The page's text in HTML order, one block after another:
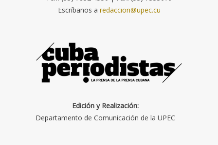
Escríbanos a redaccion@upec.cu
Edición y Realización:
Departamento de Comunicación de la UPEC